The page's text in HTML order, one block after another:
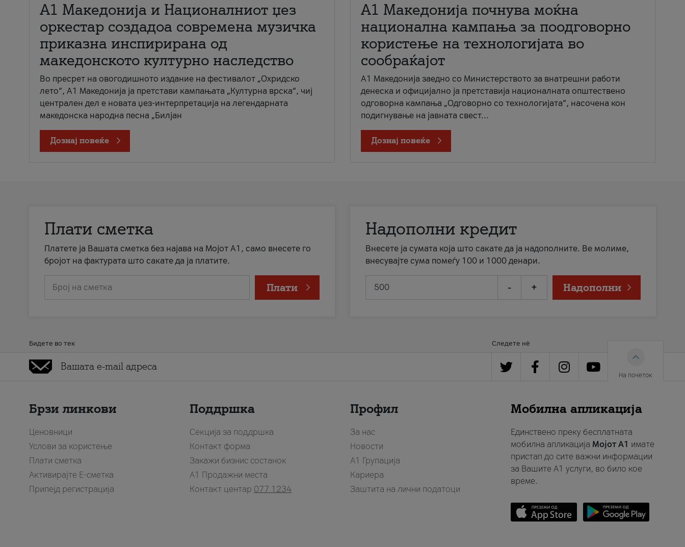
А1 Македонија и Националниот џез
оркестар создадоа современа музичка
приказна инспирирана од
македонското културно наследство
Во пресрет на овогодишното издание на фестивалот „Охридско
лето“, А1 Македонија ја претстави кампањата „Културна врска“, чиј
централен дел е новата џез-интерпретација на легендарната
македонска народна песна „Билјан
Дознај повеќе
A1 Македонија почнува моќна
национална кампања за поодговорно
користење на технологијата во
сообраќајот
A1 Македонија заедно со Министерството за внатрешни работи
денеска и официјално ја претставија националната општествено
одговорна кампања „Одговорно со технологијата“, насочена кон
подигнување на јавната свест...
Дознај повеќе
Плати сметка
Платете ја Вашата сметка без најава на Мојот А1, само внесете го
бројот на фактурата што сакате да ја платите.
Број на сметка Плати
Надополни кредит
Внесете ја сумата која што сакате да ја надополните. Ве молиме,
внесувајте сума помеѓу 100 и 1000 денари.
- + Надополни
Бидете во тек Следете нè
На почеток
Брзи линкови
Ценовници
Услови за користење
Плати сметка
Активирајте Е-сметка
Припејд регистрација
Поддршка
Секција за поддршка
Контакт форма
Закажи бизнис состанок
A1 Продажни места
Контакт центар 077 1234
Профил
За нас
Новости
А1 Групација
Кариера
Заштита на лични податоци
Мобилна апликација
Единствено преку бесплатната
мобилна апликација Мојот A1 имате
пристап до сите важни информации
за Вашите A1 услуги, во било кое
време.